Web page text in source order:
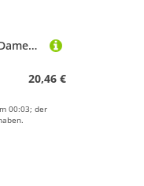
Stifteetui aus Leder für Damen und Herren, mit Reißverschluss, elastische Schlitze für Buntstifte, Lederstifte, Schwarz
20,46 €
00:03; der